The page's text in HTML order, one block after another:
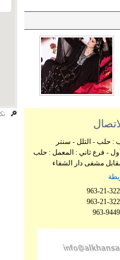
: حلب - التلل - سنتر
- فرع ثاني : المعمل : حلب
مشفى دار الشفاء
963-21-
963-21-
963-